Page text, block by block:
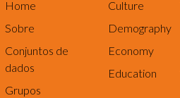
Home
Sobre
Conjuntos de
dados
Grupos
Culture
Demography
Economy
Education